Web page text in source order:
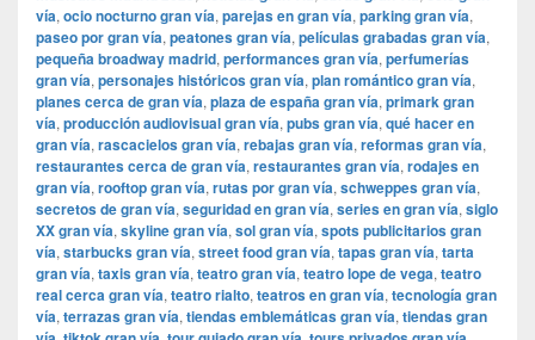
vía, ocio nocturno gran vía, parejas en gran vía, parking gran vía,
paseo por gran vía, peatones gran vía, películas grabadas gran vía,
pequeña broadway madrid, performances gran vía, perfumerías
gran vía, personajes históricos gran vía, plan romántico gran vía,
planes cerca de gran vía, plaza de españa gran vía, primark gran
vía, producción audiovisual gran vía, pubs gran vía, qué hacer en
gran vía, rascacielos gran vía, rebajas gran vía, reformas gran vía,
restaurantes cerca de gran vía, restaurantes gran vía, rodajes en
gran vía, rooftop gran vía, rutas por gran vía, schweppes gran vía,
secretos de gran vía, seguridad en gran vía, series en gran vía, siglo
XX gran vía, skyline gran vía, sol gran vía, spots publicitarios gran
vía, starbucks gran vía, street food gran vía, tapas gran vía, tarta
gran vía, taxis gran vía, teatro gran vía, teatro lope de vega, teatro
real cerca gran vía, teatro rialto, teatros en gran vía, tecnología gran
vía, terrazas gran vía, tiendas emblemáticas gran vía, tiendas gran